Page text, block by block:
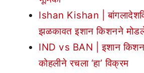
Ishan Kishan |
झळकावत इशान किशनने मोडले
IND vs BAN | इशान किशन
कोहलीने रचला ‘हा’ विक्रम